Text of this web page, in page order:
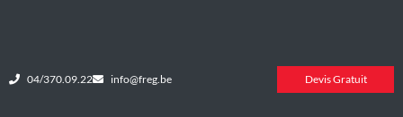
04/370.09.22 info@freg.be Devis Gratuit